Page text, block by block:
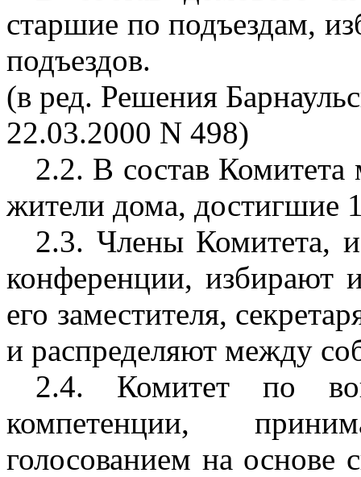
старшие по подъездам,
подъездов.
(в ред. Решения
22.03.2000 N 498)
2.2. В состав
жители дома, достигшие
2.3. Члены Комитета,
конференции, избирают
его заместителя,
и распределяют между
2.4. Комитет по
компетенции,
голосованием на основе